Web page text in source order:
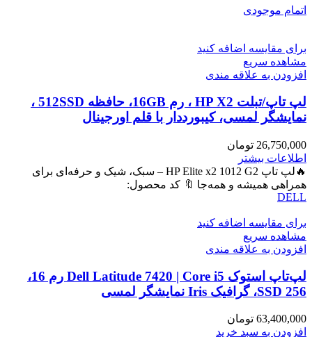
اتمام موجودی
برای مقایسه اضافه کنید
مشاهده سریع
افزودن به علاقه مندی
لپ تاپ/تبلت HP X2 ، رم 16GB، حافظه 512SSD ،
نمایشگر لمسی، کیبورددار با قلم اورجینال
26,750,000 تومان
اطلاعات بیشتر
🔥لپ تاپ HP Elite x2 1012 G2 – سبک، شیک و حرفه‌ای برای
همراهی همیشه و همه‌جا 🔖 کد محصول:
DELL
برای مقایسه اضافه کنید
مشاهده سریع
افزودن به علاقه مندی
لپ‌تاپ استوک Dell Latitude 7420 | Core i5 رم 16،
SSD 256، گرافیک Iris نمایشگر لمسی
63,400,000 تومان
افزودن به سبد خرید